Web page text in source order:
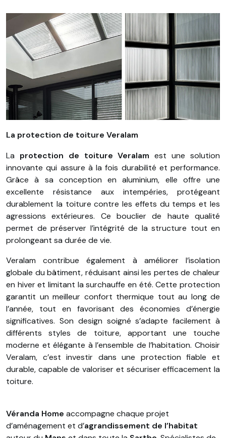
La protection de toiture Veralam
La protection de toiture Veralam est une solution
innovante qui assure à la fois durabilité et performance.
Grâce à sa conception en aluminium, elle offre une
excellente résistance aux intempéries, protégeant
durablement la toiture contre les effets du temps et les
agressions extérieures. Ce bouclier de haute qualité
permet de préserver l’intégrité de la structure tout en
prolongeant sa durée de vie.
Veralam contribue également à améliorer l’isolation
globale du bâtiment, réduisant ainsi les pertes de chaleur
en hiver et limitant la surchauffe en été. Cette protection
garantit un meilleur confort thermique tout au long de
l’année, tout en favorisant des économies d’énergie
significatives. Son design soigné s’adapte facilement à
différents styles de toiture, apportant une touche
moderne et élégante à l’ensemble de l’habitation. Choisir
Veralam, c’est investir dans une protection fiable et
durable, capable de valoriser et sécuriser efficacement la
toiture.
Véranda Home accompagne chaque projet
d’aménagement et d’agrandissement de l’habitat